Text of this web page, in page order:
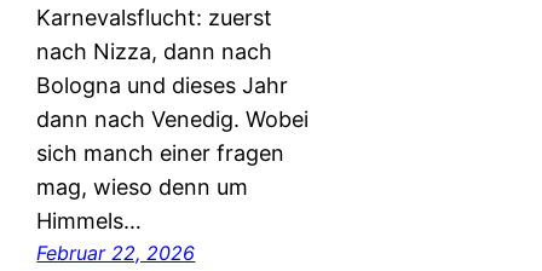
Karnevalsflucht: zuerst
nach Nizza, dann nach
Bologna und dieses Jahr
dann nach Venedig. Wobei
sich manch einer fragen
mag, wieso denn um
Himmels…
Februar 22, 2026